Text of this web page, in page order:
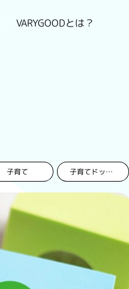
VARYGOODとは？
子育て 子育てドットコム